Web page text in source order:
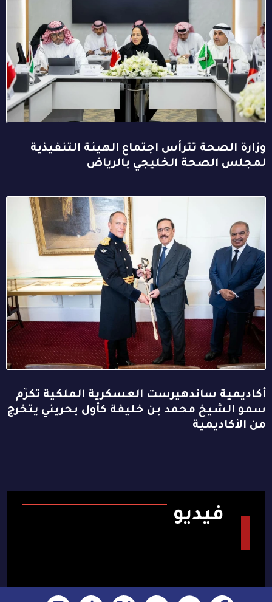
وزارة الصحة تترأس اجتماع الهيئة التنفيذية
لمجلس الصحة الخليجي بالرياض
أكاديمية ساندهيرست العسكرية الملكية تكرّم
سمو الشيخ محمد بن خليفة كأول بحريني يتخرج
من الأكاديمية
فيديو